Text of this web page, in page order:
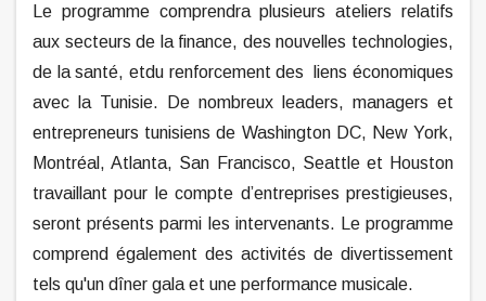
Le programme comprendra plusieurs ateliers relatifs
aux secteurs de la finance, des nouvelles technologies,
de la santé, etdu renforcement des liens économiques
avec la Tunisie. De nombreux leaders, managers et
entrepreneurs tunisiens de Washington DC, New York,
Montréal, Atlanta, San Francisco, Seattle et Houston
travaillant pour le compte d’entreprises prestigieuses,
seront présents parmi les intervenants. Le programme
comprend également des activités de divertissement
tels qu'un dîner gala et une performance musicale.